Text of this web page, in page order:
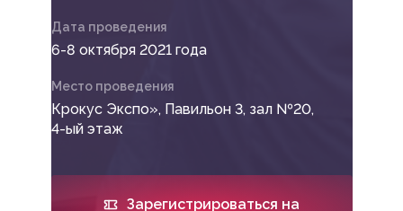
Дата проведения
6-8 октября 2021 года
Место проведения
Крокус Экспо», Павильон 3, зал №20,
4-ый этаж
Зарегистрироваться на